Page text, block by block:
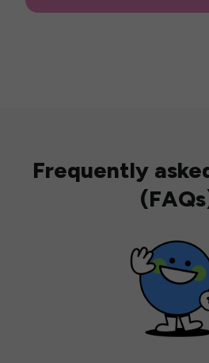
Frequently